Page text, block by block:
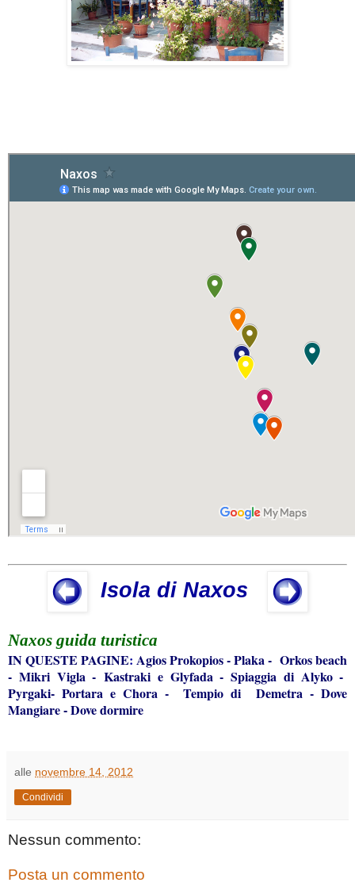
Isola di Naxos
Naxos guida turistica
IN QUESTE PAGINE: Agios Prokopios-Plaka- Orkos beach
- Mikri Vigla- Kastraki e Glyfada- Spiaggia di Alyko-
Pyrgaki- Portara e Chora- Tempio di Demetra-Dove
Mangiare - Dove dormire
alle novembre 14, 2012
Condividi
Nessun commento:
Posta un commento